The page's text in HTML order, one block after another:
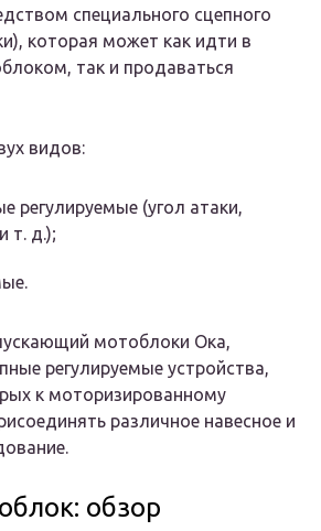
специального сцепного
которая может как идти в
так и продаваться
видов:
регулируемые (угол атаки,
т. д.);
мотоблоки Ока,
регулируемые устройства,
к моторизированному
различное навесное и
обзор